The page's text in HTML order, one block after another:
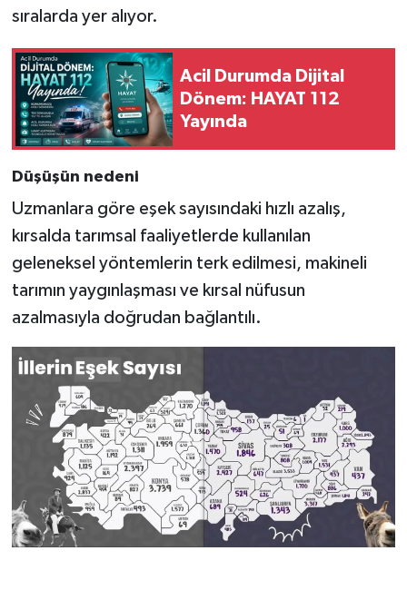
sıralarda yer alıyor.
Acil Durumda Dijital
Dönem: HAYAT 112
Yayında
Düşüşün nedeni
Uzmanlara göre eşek sayısındaki hızlı azalış,
kırsalda tarımsal faaliyetlerde kullanılan
geleneksel yöntemlerin terk edilmesi, makineli
tarımın yaygınlaşması ve kırsal nüfusun
azalmasıyla doğrudan bağlantılı.